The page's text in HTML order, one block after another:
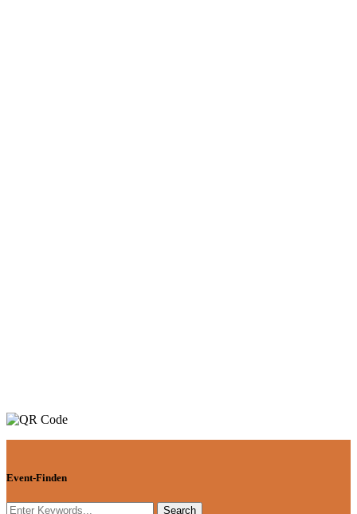
Event-Finden